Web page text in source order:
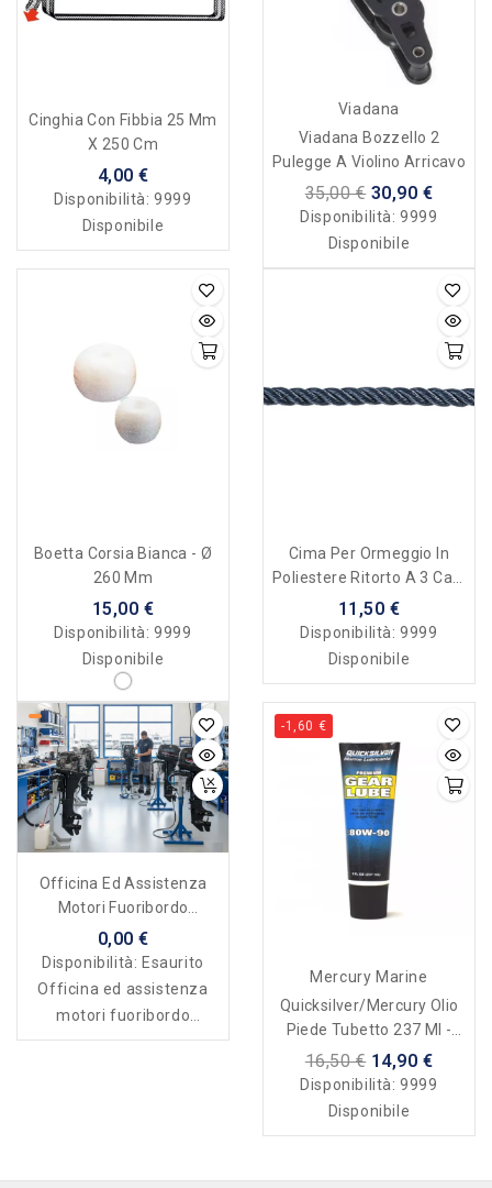
Cinghia Con Fibbia 25 Mm
X 250 Cm
4,00 €
Disponibilità:9999
Disponibile
Viadana
Viadana Bozzello 2
Pulegge A Violino Arricavo
35,00 € 30,90 €
Disponibilità:9999
Disponibile
Boetta Corsia Bianca - Ø
260 Mm
15,00 €
Disponibilità:9999
Disponibile
Cima Per Ormeggio In
Poliestere Ritorto A 3 Capi
Alta Tenacità - 32 Mm
11,50 €
Disponibilità:9999
Disponibile
Officina Ed Assistenza
Motori Fuoribordo
Endotermici Ed Elettrici
0,00 €
Disponibilità: Esaurito
Officina ed assistenza
motori fuoribordo
endotermici ed elettrici
-1,60 €
Mercury Marine
Quicksilver/Mercury Olio
Piede Tubetto 237 Ml -
Gear Lube
16,50 € 14,90 €
Disponibilità:9999
Disponibile